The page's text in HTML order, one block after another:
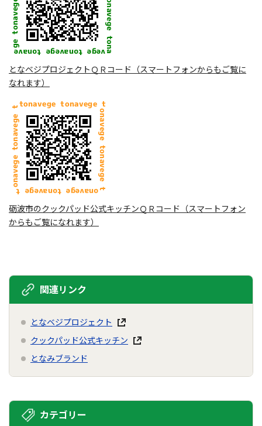
となベジプロジェクトＱＲコード（スマートフォンからもご覧に
なれます）
砺波市のクックパッド公式キッチンＱＲコード（スマートフォン
からもご覧になれます）
関連リンク
となベジプロジェクト
クックパッド公式キッチン
となみブランド
カテゴリー